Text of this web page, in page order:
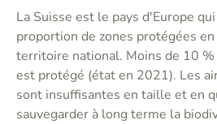
La Suisse est le pays d'Europe
proportion de zones protégées
territoire national. Moins de 10
est protégé (état en 2021). Les
sont insuffisantes en taille et en
sauvegarder à long terme la